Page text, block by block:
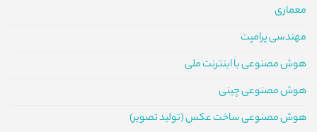
معماری
مهندسی پرامپت
هوش مصنوعی با اینترنت ملی
هوش مصنوعی چینی
هوش مصنوعی ساخت عکس (تولید تصویر)